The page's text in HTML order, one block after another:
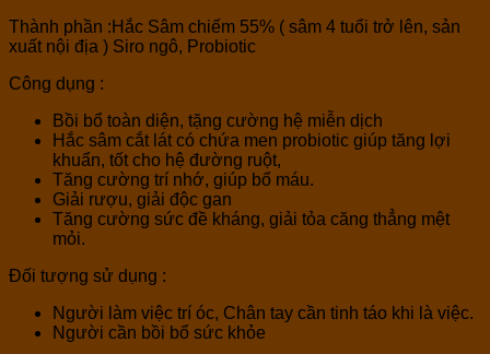
Thành phần :Hắc Sâm chiếm 55% ( sâm 4 tuổi trở lên, sản
xuất nội địa ) Siro ngô, Probiotic
Công dụng :
Bồi bổ toàn diện, tặng cường hệ miễn dịch
Hắc sâm cắt lát có chứa men probiotic giúp tăng lợi
khuẩn, tốt cho hệ đường ruột,
Tăng cường trí nhớ, giúp bổ máu.
Giải rượu, giải độc gan
Tăng cường sức đề kháng, giải tỏa căng thẳng mệt
mỏi.
Đối tượng sử dụng :
Người làm việc trí óc, Chân tay cần tinh táo khi là việc.
Người cần bồi bổ sức khỏe